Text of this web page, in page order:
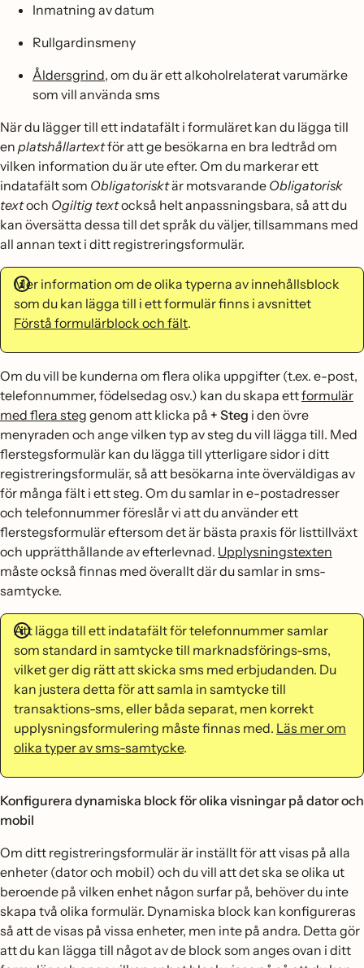
Inmatning av datum
Rullgardinsmeny
Åldersgrind, om du är ett alkoholrelaterat varumärke
som vill använda sms
När du lägger till ett indatafält i formuläret kan du lägga till
en platshållartextför att ge besökarna en bra ledtråd om
vilken information du är ute efter. Om du markerar ett
indatafält som Obligatorisktär motsvarande Obligatorisk
textoch Ogiltig textockså helt anpassningsbara, så att du
kan översätta dessa till det språk du väljer, tillsammans med
all annan text i ditt registreringsformulär.
Mer information om de olika typerna av innehållsblock
som du kan lägga till i ett formulär finns i avsnittet
Förstå formulärblock och fält.
Om du vill be kunderna om flera olika uppgifter (t.ex. e-post,
telefonnummer, födelsedag osv.) kan du skapa ettformulär
med flera steg genom att klicka på + Steg i den övre
menyraden och ange vilken typ av steg du vill lägga till. Med
flerstegsformulär kan du lägga till ytterligare sidor i ditt
registreringsformulär, så att besökarna inte överväldigas av
för många fält i ett steg. Om du samlar in e-postadresser
och telefonnummer föreslår vi att du använder ett
flerstegsformulär eftersom det är bästa praxis för listtillväxt
och upprätthållande av efterlevnad. Upplysningstexten
måste också finnas med överallt där du samlar in sms-
samtycke.
Att lägga till ett indatafält för telefonnummer samlar
som standard in samtycke till marknadsförings-sms,
vilket ger dig rätt att skicka sms med erbjudanden. Du
kan justera detta för att samla in samtycke till
transaktions-sms, eller båda separat, men korrekt
upplysningsformulering måste finnas med. Läs mer om
olika typer av sms-samtycke.
Konfigurera dynamiska block för olika visningar på dator och
mobil
Om ditt registreringsformulär är inställt för att visas på alla
enheter (dator och mobil) och du vill att det ska se olika ut
beroende på vilken enhet någon surfar på, behöver du inte
skapa två olika formulär. Dynamiska block kan konfigureras
så att de visas på vissa enheter, men inte på andra. Detta gör
att du kan lägga till något av de block som anges ovan i ditt